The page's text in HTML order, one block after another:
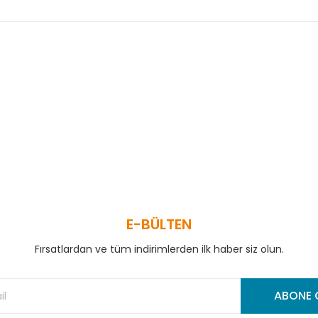
E-BÜLTEN
Fırsatlardan ve tüm indirimlerden ilk haber siz olun.
ABONE